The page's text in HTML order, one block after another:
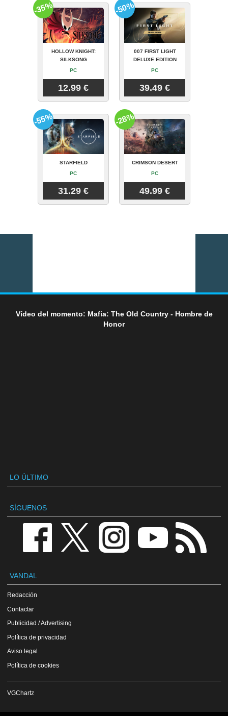
HOLLOW KNIGHT:
SILKSONG
PC
12.99 €
-35%
007 FIRST LIGHT
DELUXE EDITION
PC
39.49 €
-50%
STARFIELD
PC
31.29 €
-55%
CRIMSON DESERT
PC
49.99 €
-28%
Vídeo del momento: Mafia: The Old Country - Hombre de
Honor
LO ÚLTIMO
SÍGUENOS
VANDAL
Redacción
Contactar
Publicidad / Advertising
Política de privacidad
Aviso legal
Política de cookies
VGChartz